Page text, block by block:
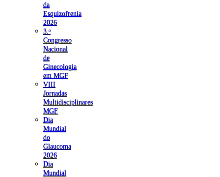
da
Esquizofrenia
2026
3.ᵒ
Congresso
Nacional
de
Ginecologia
em MGF
VIII
Jornadas
Multidisciplinares
MGF
Dia
Mundial
do
Glaucoma
2026
Dia
Mundial